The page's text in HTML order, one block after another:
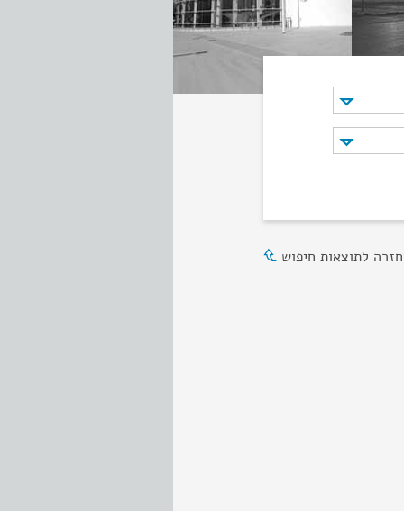
חזרה לתוצאות חיפוש